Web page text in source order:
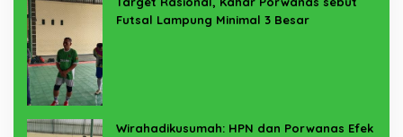
Futsal Lampung Minimal 3 Besar
Wirahadikusumah: HPN dan Porwanas Efek